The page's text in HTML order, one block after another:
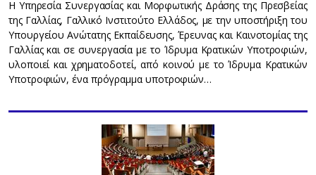
H Υπηρεσία Συνεργασίας και Μορφωτικής Δράσης της Πρεσβείας
της Γαλλίας, Γαλλικό Ινστιτούτο Ελλάδος, με την υποστήριξη του
Υπουργείου Ανώτατης Εκπαίδευσης, Έρευνας και Καινοτομίας της
Γαλλίας και σε συνεργασία με το Ίδρυμα Κρατικών Υποτροφιών,
υλοποιεί και χρηματοδοτεί, από κοινού με το Ίδρυμα Κρατικών
Υποτροφιών, ένα πρόγραμμα υποτροφιών…